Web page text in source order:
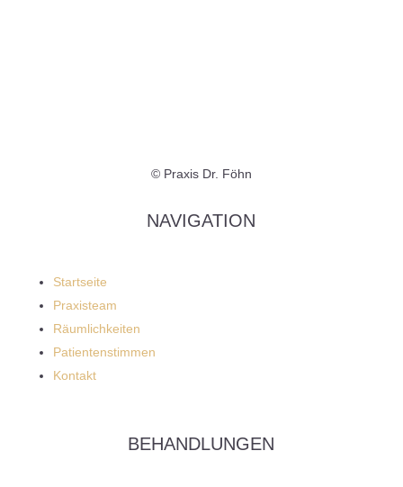
© Praxis Dr. Föhn
NAVIGATION
Startseite
Praxisteam
Räumlichkeiten
Patientenstimmen
Kontakt
BEHANDLUNGEN